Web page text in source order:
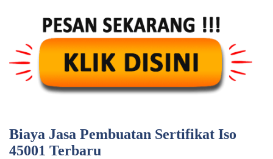
Biaya Jasa Pembuatan Sertifikat Iso
45001 Terbaru